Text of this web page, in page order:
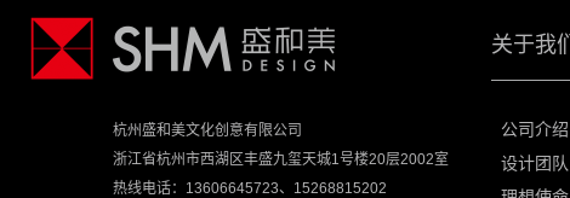
杭州盛和美文化创意有限公司
浙江省杭州市西湖区丰盛九玺天城1号楼20层2002室
热线电话：13606645723、15268815202
关于我们
公司介绍
设计团队